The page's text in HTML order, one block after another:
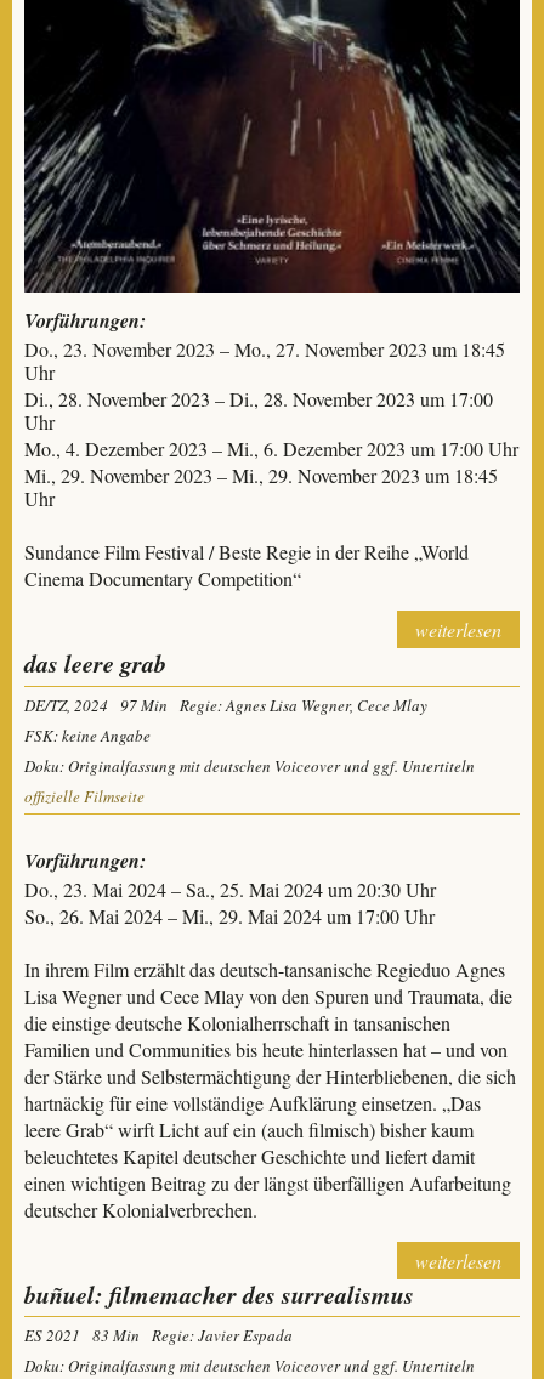
Vorführungen:
Do., 23. November 2023 – Mo., 27. November 2023 um 18:45
Uhr
Di., 28. November 2023 – Di., 28. November 2023 um 17:00
Uhr
Mo., 4. Dezember 2023 – Mi., 6. Dezember 2023 um 17:00 Uhr
Mi., 29. November 2023 – Mi., 29. November 2023 um 18:45
Uhr
Sundance Film Festival / Beste Regie in der Reihe „World
Cinema Documentary Competition“
weiterlesen
das leere grab
DE/TZ, 2024 97 Min
Regie: Agnes Lisa Wegner, Cece Mlay
FSK: keine Angabe
Doku: Originalfassung mit deutschen Voiceover und ggf. Untertiteln
offizielle Filmseite
Vorführungen:
Do., 23. Mai 2024 – Sa., 25. Mai 2024 um 20:30 Uhr
So., 26. Mai 2024 – Mi., 29. Mai 2024 um 17:00 Uhr
In ihrem Film erzählt das deutsch-tansanische Regieduo Agnes
Lisa Wegner und Cece Mlay von den Spuren und Traumata, die
die einstige deutsche Kolonialherrschaft in tansanischen
Familien und Communities bis heute hinterlassen hat – und von
der Stärke und Selbstermächtigung der Hinterbliebenen, die sich
hartnäckig für eine vollständige Aufklärung einsetzen. „Das
leere Grab“ wirft Licht auf ein (auch filmisch) bisher kaum
beleuchtetes Kapitel deutscher Geschichte und liefert damit
einen wichtigen Beitrag zu der längst überfälligen Aufarbeitung
deutscher Kolonialverbrechen.
weiterlesen
buñuel: filmemacher des surrealismus
ES 2021 83 Min
Regie: Javier Espada
Doku: Originalfassung mit deutschen Voiceover und ggf. Untertiteln